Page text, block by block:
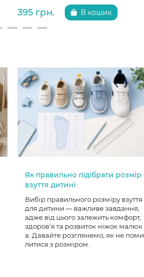
395 грн. В кошик
Як правильно підібрати розмір
взуття дитині
Вибір правильного розміру взуття
для дитини — важливе завдання,
адже від цього залежить комфорт,
здоров’я та розвиток ніжок малюк
а. Давайте розглянемо, як не поми
литися з розміром.